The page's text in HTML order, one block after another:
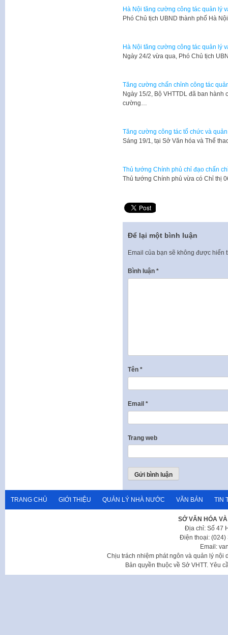
Hà Nội tăng cường công tác quản lý
Phó Chủ tịch UBND thành phố Hà
Hà Nội tăng cường công tác quản lý
Ngày 24/2 vừa qua, Phó Chủ tịch
Tăng cường chấn chỉnh công tác
Ngày 15/2, Bộ VHTTDL đã ban hành
cường…
Tăng cường công tác tổ chức và
​Sáng 19/1, tại Sở Văn hóa và Thể
Thủ tướng Chính phủ chỉ đạo chấn
Thủ tướng Chính phủ vừa có Chỉ thị
Để lại một bình luận
Email của bạn sẽ không được hiển
Bình luận *
Tên *
Email *
Trang web
TRANG CHỦ GIỚI THIỆU QUẢN LÝ NHÀ NƯỚC VĂN BẢN TIN
SỞ VĂN HÓA
Địa chỉ: Số 47
Điện thoại: (024)
Email:
Chịu trách nhiệm phát ngôn và quản lý nội
Bản quyền thuộc về Sở VHTT. Yêu